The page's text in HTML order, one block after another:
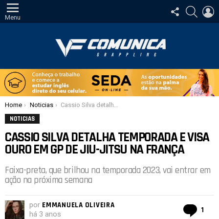
Menu
SIGA-
NOS
Você está aqui:
Home Noticias Cassio Silva detalha temporada e visa ouro em GP de Jiu-Jitsu na França
NOTICIAS
CASSIO SILVA DETALHA TEMPORADA E VISA
OURO EM GP DE JIU-JITSU NA FRANÇA
Faixa-preta, que brilhou na temporada 2023, vai entrar em
ação na próxima semana
por EMMANUELA OLIVEIRA
há 3 anos 1